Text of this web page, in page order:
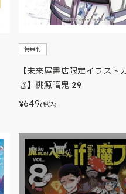
特典付
【未来屋書店限定イラスト
き】桃源暗鬼 29
¥649(税込)